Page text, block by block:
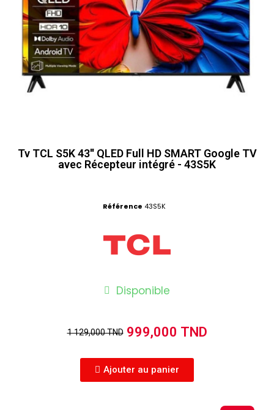
Tv TCL S5K 43'' QLED Full HD SMART Google TV
avec Récepteur intégré - 43S5K
Référence 43S5K
Disponible
1 129,000 TND 999,000 TND
Ajouter au panier